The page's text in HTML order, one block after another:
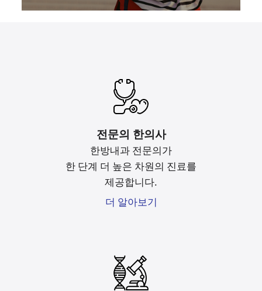
전문의 한의사
한방내과 전문의가
한 단계 더 높은 차원의 진료를
제공합니다.
더 알아보기